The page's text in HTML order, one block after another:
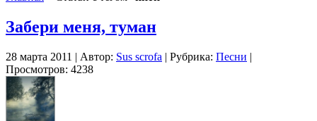
Забери меня, туман
28 марта 2011 | Автор: Sus scrofa | Рубрика: Песни |
Просмотров: 4238